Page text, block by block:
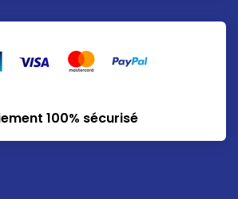
100% sécurisé